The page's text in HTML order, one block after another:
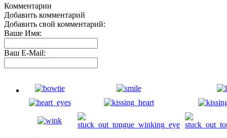
Комментарии
Добавить комментарий
Добавить свой комментарий:
Ваше Имя:
Ваш E-Mail: